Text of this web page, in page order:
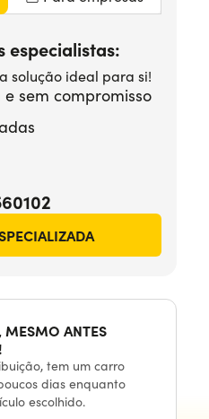
especialistas:
solução ideal para si!
sem compromisso
MESMO ANTES
tem um carro
dias enquanto
escolhido.